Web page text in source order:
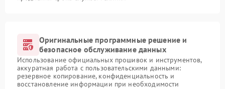
Оригинальные программные решение и
безопасное обслуживание данных
Использование официальных прошивок и инструментов,
аккуратная работа с пользовательскими данными:
резервное копирование, конфиденциальность и
восстановление информации при необходимости